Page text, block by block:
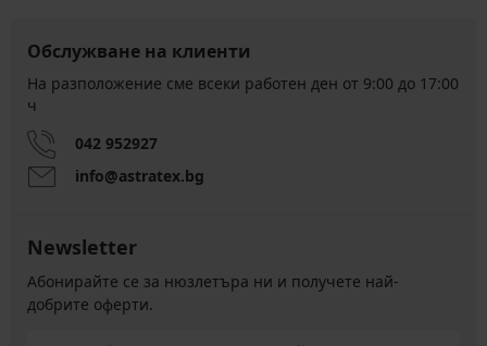
Обслужване на клиенти
На разположение сме всеки работен ден от 9:00 до 17:00
ч
042 952927
info@astratex.bg
Newsletter
Абонирайте се за нюзлетъра ни и получете най-
добрите оферти.